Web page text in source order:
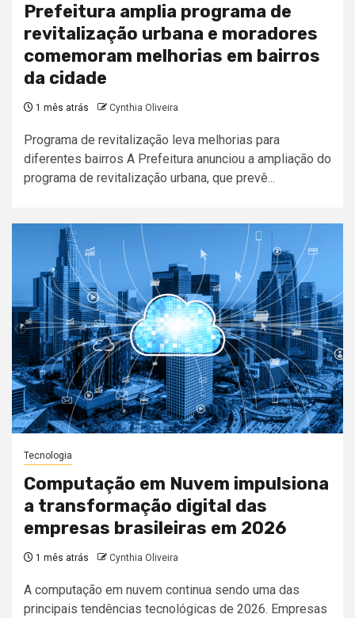
Prefeitura amplia programa de
revitalização urbana e moradores
comemoram melhorias em bairros
da cidade
1 mês atrás Cynthia Oliveira
Programa de revitalização leva melhorias para
diferentes bairros A Prefeitura anunciou a ampliação do
programa de revitalização urbana, que prevê...
Tecnologia
Computação em Nuvem impulsiona
a transformação digital das
empresas brasileiras em 2026
1 mês atrás Cynthia Oliveira
A computação em nuvem continua sendo uma das
principais tendências tecnológicas de 2026. Empresas